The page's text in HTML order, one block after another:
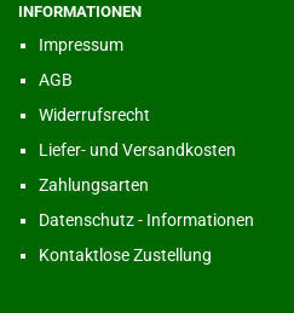
INFORMATIONEN
Impressum
AGB
Widerrufsrecht
Liefer- und Versandkosten
Zahlungsarten
Datenschutz - Informationen
Kontaktlose Zustellung